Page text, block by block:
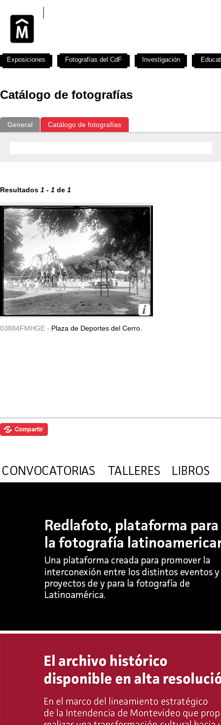
Catálogo de fotografías
General Catálogo de fotografías
Resultados 1 - 1 de 1
03884FMHGE - Plaza de Deportes del Cerro.
Exposiciones Fotografías del CdF Investigación